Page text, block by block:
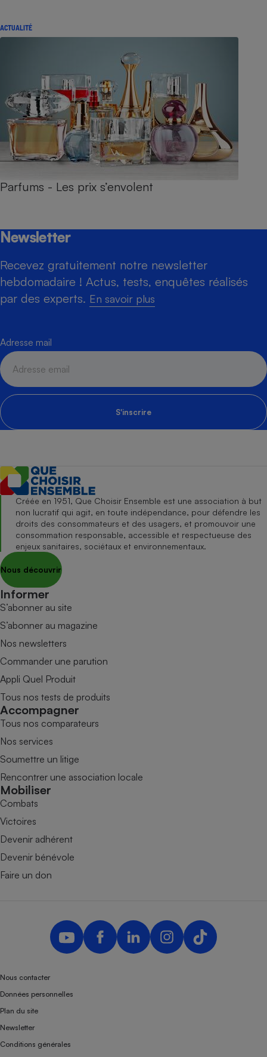
ACTUALITÉ
Parfums - Les prix s’envolent
Newsletter
Recevez gratuitement notre newsletter
hebdomadaire ! Actus, tests, enquêtes réalisés
par des experts. En savoir plus
Adresse mail
S'inscrire
Créée en 1951, Que Choisir Ensemble est une association à but
non lucratif qui agit, en toute indépendance, pour défendre les
droits des consommateurs et des usagers, et promouvoir une
consommation responsable, accessible et respectueuse des
enjeux sanitaires, sociétaux et environnementaux.
Nous découvrir
Informer
S’abonner au site
S’abonner au magazine
Nos newsletters
Commander une parution
Appli Quel Produit
Tous nos tests de produits
Accompagner
Tous nos comparateurs
Nos services
Soumettre un litige
Rencontrer une association locale
Mobiliser
Combats
Victoires
Devenir adhérent
Devenir bénévole
Faire un don
Nous contacter
Données personnelles
Plan du site
Newsletter
Conditions générales